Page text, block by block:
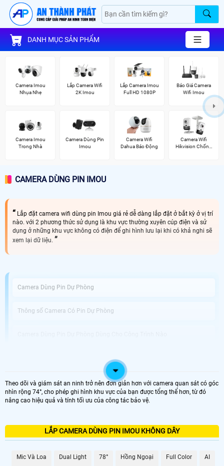
DANH MỤC SẢN PHẨM
Camera Imou
Nhụa Nhẹ
Lắp Camera Wifi
2K Imou
Lắp Camera Imou
Full HD 1080P
Báo Giá Camera
Wifi Imou
Camera Imou
Trong Nhà
Camera Dùng Pin
Imou
Camera Wifi
Dahua Báo Động
Camera Wifi
Hikvision Chống
CAMERA DÙNG PIN IMOU
Lắp đặt camera wifi dùng pin Imou giá rẻ dễ dàng lắp đặt ở bắt kỳ ở vị trí
nào. với 2 phương thức sử dụng là khu vực thường xuyên cúp điện và sử
dụng ở những khu vực không có điện để ghi hình lưu lại khi có khả nghi sẽ
xem lại dữ liệu.
Camera Dùng Pin Dự Phòng
Thông số Camera Có Pin Dự Phòng
An Thành Phát Bán Camera Dùng Pin Phòng Uy Tín
Được phát triển với công nghệ tiên tiến, Camera Tích Hợp Pin Dự Phòng không
chỉ là thiết bị giám sát vị trí chuyên dụng mà còn giải pháp hoàn hảo cho
những tình huống mất điện hoặc thiếu nguồn điện. Với khả năng hoạt động
Điểm nổi bật của camera này chính là chất lượng ghi hình tuyệt vời với độ
phân giải Full HD 1080P, giúp bạn quan sát mọi chi tiết một cách rõ nét và sắc
quá trình ghi hình, đồng thời Hoàn toàn tin cậy cho việc lưu trữ dữ liệu lâu dài
Theo dõi và giám sát an ninh trở nên đơn giản hơn với camera quan sát có góc
nhìn rộng 74°, cho phép ghi hình khu vực của bạn được tổng thể hơn, từ đó
nâng cao hiệu quả và tính tối ưu của công tác bảo vệ.
LẮP CAMERA DÙNG PIN IMOU KHÔNG DÂY
Mic Và Loa Dual Light 78° Hồng Ngoại Full Color AI